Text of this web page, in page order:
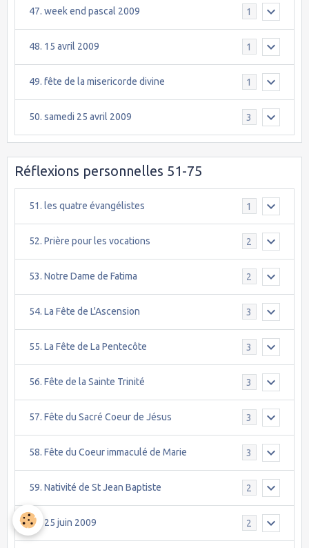
47. week end pascal 2009 1
48. 15 avril 2009 1
49. fête de la misericorde divine 1
50. samedi 25 avril 2009 3
Réflexions personnelles 51-75
51. les quatre évangélistes 1
52. Prière pour les vocations 2
53. Notre Dame de Fatima 2
54. La Fête de L'Ascension 3
55. La Fête de La Pentecôte 3
56. Fête de la Sainte Trinité 3
57. Fête du Sacré Coeur de Jésus 3
58. Fête du Coeur immaculé de Marie 3
59. Nativité de St Jean Baptiste 2
60. 25 juin 2009 2